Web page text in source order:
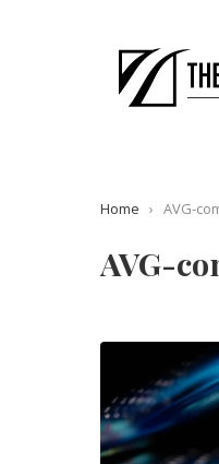
Home › AVG-
AVG-